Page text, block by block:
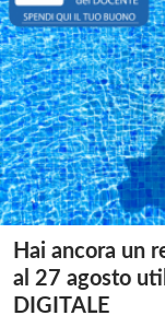
Hai ancora un
al 27 agosto
DIGITALE